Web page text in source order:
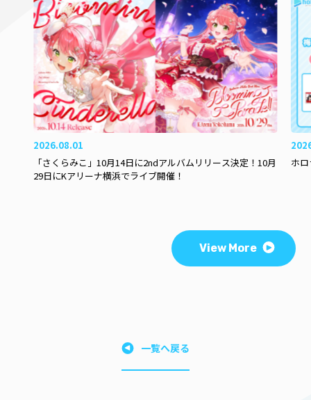
2026.08.01
「さくらみこ」10月14日に2ndアルバムリリース決定！10月
29日にKアリーナ横浜でライブ開催！
ホ
View More
一覧へ戻る